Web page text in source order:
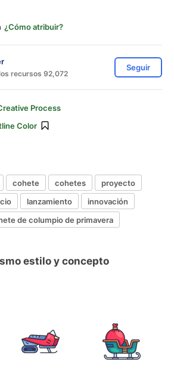
¿Cómo atribuir?
recursos 92,072
Seguir
Process
Color
cohete cohetes
proyecto
lanzamiento
innovación
de columpio de primavera
estilo y concepto